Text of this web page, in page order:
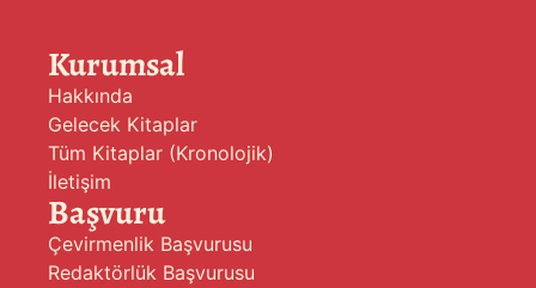
Kurumsal
Hakkında
Gelecek Kitaplar
Tüm Kitaplar (Kronolojik)
İletişim
Başvuru
Çevirmenlik Başvurusu
Redaktörlük Başvurusu